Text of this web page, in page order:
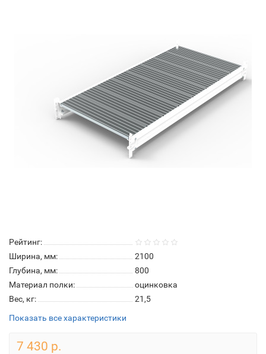
Рейтинг:
Ширина, мм:
2100
Глубина, мм:
800
Материал полки:
оцинковка
Вес, кг:
21,5
Показать все характеристики
7 430 р.